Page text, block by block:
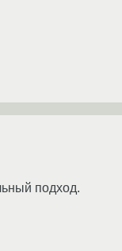
подход.